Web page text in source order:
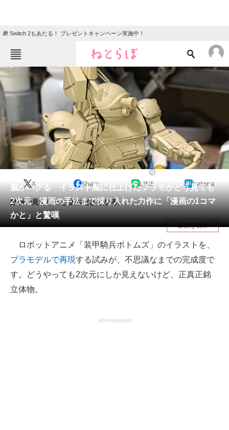
🎁 Switch 2もあたる！ プレゼントキャンペーン実施中！
ねとらぼメニュー
ニュース
クイズ
グルメ 地域
住まい 教育・育児
動物 リサーチ
会員記事
メディア
注目記事を集めた総合ページ
スマホと通信の最新トレンド
進化するPCとデバイスの未来
好きが集まる 比べて選べる
脳がバグる イラスト風に仕上げたプラモがどう見ても
2次元 漫画の手法まで採り入れた力作に「漫画の1コマ
かと」と驚嘆
X Share LINE hatena
動画で見てやっと立体だと分かる……。
目次を表示
ロボットアニメ「装甲騎兵ボトムズ」のイラストを、
プラモデルで再現する試みが、不思議なまでの完成度で
す。どうやっても2次元にしか見えないけど、正真正銘
立体物。
advertisement